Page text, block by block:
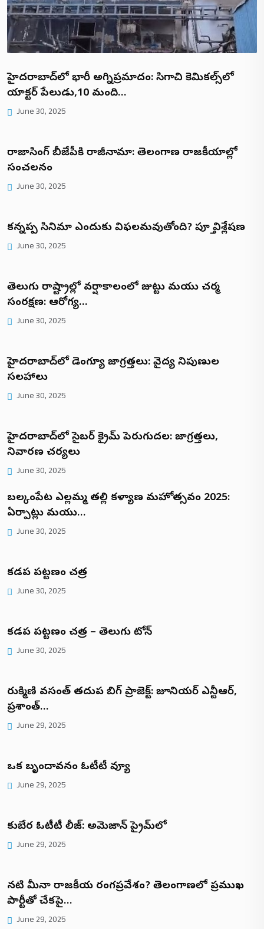
హైదరాబాద్‌లో భారీ అగ్నిప్రమాదం: సిగాచి కెమికల్స్‌లో
రియాక్టర్ పేలుడు,10 మంది…
June 30, 2025
రాజాసింగ్ బీజేపీకి రాజీనామా: తెలంగాణ రాజకీయాల్లో
సంచలనం
June 30, 2025
కన్నప్ప సినిమా ఎందుకు విఫలమవుతోంది? పూర్తి విశ్లేషణ
June 30, 2025
తెలుగు రాష్ట్రాల్లో వర్షాకాలంలో జుట్టు మరియు చర్మ
సంరక్షణ: ఆరోగ్య…
June 30, 2025
హైదరాబాద్‌లో డెంగ్యూ జాగ్రత్తలు: వైద్య నిపుణుల
సలహాలు
June 30, 2025
హైదరాబాద్‌లో సైబర్ క్రైమ్ పెరుగుదల: జాగ్రత్తలు,
నివారణ చర్యలు
June 30, 2025
బల్కంపేట ఎల్లమ్మ తల్లి కళ్యాణ మహోత్సవం 2025:
ఏర్పాట్లు మరియు…
June 30, 2025
కడప పట్టణం చరిత్ర
June 30, 2025
కడప పట్టణం చరిత్ర – తెలుగు టోన్
June 30, 2025
రుక్మిణి వసంత్ తదుపరి బిగ్ ప్రాజెక్ట్: జూనియర్ ఎన్టీఆర్,
ప్రశాంత్…
June 29, 2025
ఒక బృందావనం ఓటీటీ రివ్యూ
June 29, 2025
కుబేర ఓటీటీ రిలీజ్: అమెజాన్ ప్రైమ్‌లో
June 29, 2025
నటి మీనా రాజకీయ రంగప్రవేశం? తెలంగాణలో ప్రముఖ
పార్టీతో చేరికపై…
June 29, 2025